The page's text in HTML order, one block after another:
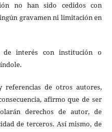
no han sido cedidos con
gravamen ni limitación en
interés con institución o
de otros autores,
afirmo que de ser
derechos de autor, de
de terceros. Así mismo, de